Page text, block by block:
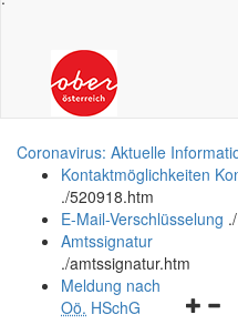
Coronavirus: Aktuelle
Kontaktmöglichkeiten
./520918.htm
E-Mail-Verschlüsselung .
Amtssignatur
./amtssignatur.htm
Meldung nach
Oö. HSchG